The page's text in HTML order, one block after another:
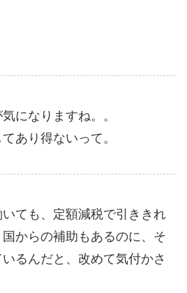
になりますね。。
あり得ないって。
ても、定額減税で引ききれ
からの補助もあるのに、そ
るんだと、改めて気付かさ